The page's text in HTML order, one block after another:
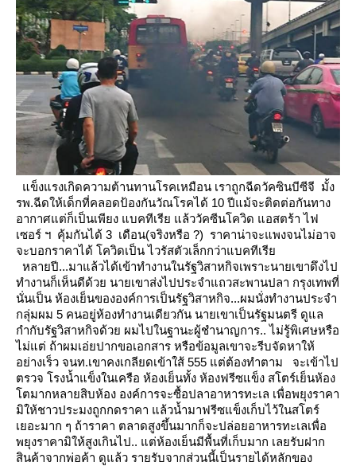
ข็งแรงเกิดความต้านทานโรคเหมือน เราถูกฉีดวัคซินบีซีจี มั้ง
รพ.ฉีดให้เด็กที่คลอดป้องกันวัณโรคได้ 10 ปีแม้จะติดต่อกันทาง
อากาศแต่ก็เป็นเพียง แบคทีเรี ล้ววัคซีนโควิด แอสตร้า ไฟ
เซอร์ ฯ คุ้มกันได้ 3 เดือน(จริงหรือ ?) ราคาน่าจะแพงจนไม่อาจ
จะบอกราคาได้ โควิดเป็น ไวรัสตัวเล็กกว่าแบคทีเรี
หลายปี...มาแล้วได้เข้าทำงานในรัฐวิสาหกิจเพราะนายเขาดึงไป
ทำงานก็เห็นดีด้วย นายเขาส่งไปประจำแถวสะพานปลา กรุงเทพที่
นั่นเป็น ห้องเย็นขององค์การเป็นรัฐวิสาหกิจ...ผมนั่งทำงานประจำ
กลุ่มผม 5 คนอยู่ห้องทำงานเดียวกัน นายเขาเป็นรัฐมนตรี ดูแล
กำกับรัฐวิสาหกิจด้วย ผมไปในฐานะผู้ชำนาญการ.. ไม่รู้พิเศษหรือ
ไม่แต่ ถ้าผมเอ่ยปากขอเอกสาร หรือข้อมูลเขาจะรีบจัดหาให้
อย่างเร็ว จนท.เขาคงเกลียดเข้าใส้ 555 แต่ต้องทำตาม
จะเข้าไป
ตรวจ โรงน้ำแข็งในเครือ ห้องเย็นทั้ง ห้องฟรีซแข็ง สโตร์เย็นห้อง
ตมากหลายสิบห้อง องค์การจะซื้อปลาอาหารทะเล เพื่อพยุงราคา
มิให้ชาวประมงถูกกดราคา แล้วน้ำมาฟรีซแข็งเก็บไว้ในสโตร์
เยอะมาก ๆ ถ้าราคา ตลาดสูงขึ้นมากก็จะปล่อยอาหารทะเลเพื่อ
พยุงราคามิให้สูงเกินไป.. แต่ห้องเย็นมีพื้นที่เก็บมาก เลยรับฝาก
สินค้าจากพ่อค้า ดูแล้ว รายรับจากส่วนนี้เป็นรายได้หลักของ